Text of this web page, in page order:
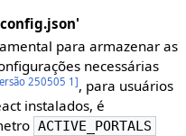
para armazenar as
necessárias
250505 1], para usuários
instalados, é
ACTIVE_PORTALS